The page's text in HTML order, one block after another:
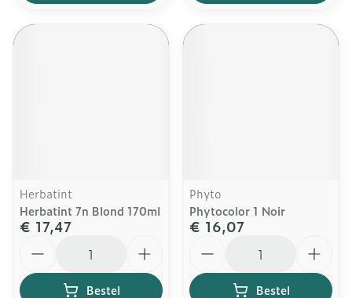
Herbatint
Herbatint 7n Blond 170ml
€ 17,47
Bestel
Phyto
Phytocolor 1 Noir
€ 16,07
Bestel